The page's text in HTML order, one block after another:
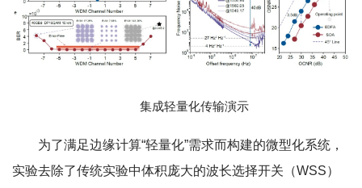
集成轻量化传输演示
为了满足边缘计算“轻量化”需求而构建的微型化系统，
实验去除了传统实验中体积庞大的波长选择开关（WSS）